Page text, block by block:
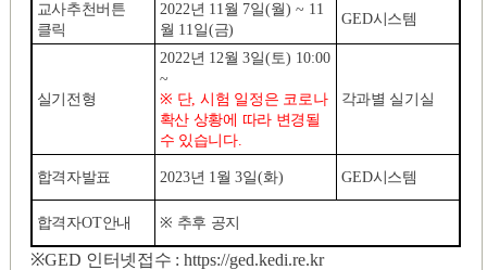
교사추천버튼
클릭
2022년 11월 7일(월) ~ 11
월 11일(금)
GED시스템
실기전형
2022년 12월3일(토) 10:00
~
※ 단,시험 일정은 코로나
확산 상황에 따라 변경될
수 있습니다.
각과별 실기실
합격자발표 2023년 1월3일(화) GED시스템
합격자OT안내 ※ 추후 공지
※GED 인터넷접수 : https://ged.kedi.re.kr